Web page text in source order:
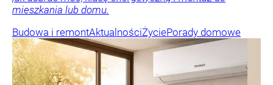
mieszkania lub domu.
Budowa i remontAktualnościŻyciePorady domowe